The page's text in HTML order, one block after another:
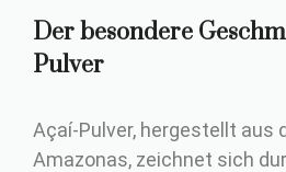
Der besondere
Pulver
Açaí-Pulver, hergestellt aus
Amazonas, zeichnet sich